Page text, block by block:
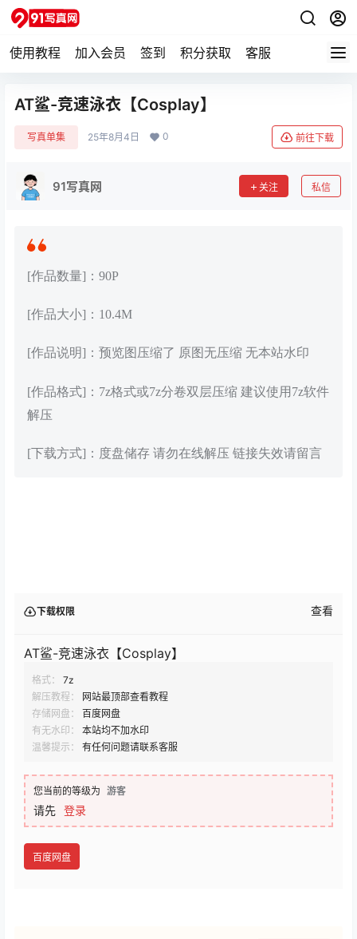
使用教程 加入会员 签到 积分获取 客服
AT鲨-竞速泳衣【Cosplay】
写真单集 25年8月4日 0 前往下载
91写真网 关注 私信
[作品数量]：90P
[作品大小]：10.4M
[作品说明]：预览图压缩了 原图无压缩 无本站水印
[作品格式]：7z格式或7z分卷双层压缩 建议使用7z软件
解压
[下载方式]：度盘储存 请勿在线解压 链接失效请留言
下载权限 查看
AT鲨-竞速泳衣【Cosplay】
格式：
7z
解压教程：
网站最顶部查看教程
存储网盘：
百度网盘
有无水印：
本站均不加水印
温馨提示：
有任何问题请联系客服
您当前的等级为 游客
请先 登录
百度网盘